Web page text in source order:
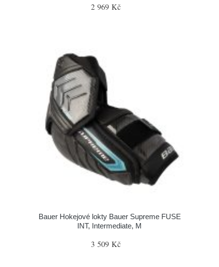
2 969 Kč
Bauer Hokejové lokty Bauer Supreme FUSE
INT, Intermediate, M
3 509 Kč